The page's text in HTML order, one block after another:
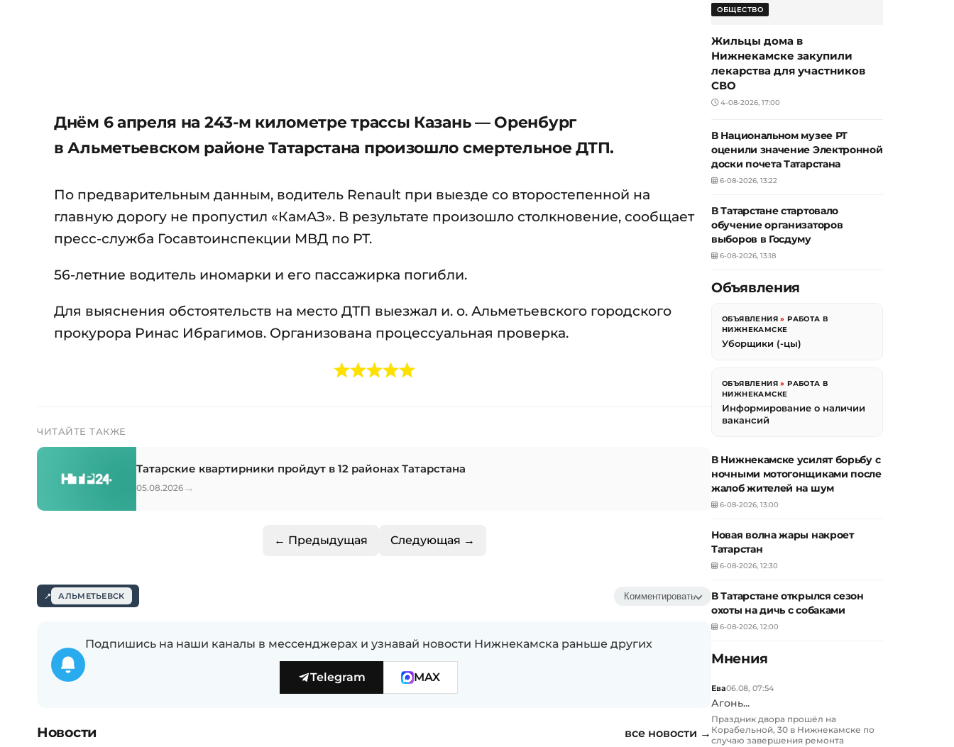
Днём 6 апреля на 243-м километре трассы Казань — Оренбург
в Альметьевском районе Татарстана произошло смертельное ДТП.
По предварительным данным, водитель Renault при выезде со второстепенной на
главную дорогу не пропустил «КамАЗ». В результате произошло столкновение, сообщает
пресс-служба Госавтоинспекции МВД по РТ.
56-летние водитель иномарки и его пассажирка погибли.
Для выяснения обстоятельств на место ДТП выезжал и. о. Альметьевского городского
прокурора Ринас Ибрагимов. Организована процессуальная проверка.
ЧИТАЙТЕ ТАКЖЕ
Татарские квартирники пройдут в 12 районах Татарстана
05.08.2026 →
← Предыдущая Следующая →
АЛЬМЕТЬЕВСК Комментировать
Подпишись на наши каналы в мессенджерах и узнавай новости Нижнекамска раньше других
Telegram MAX
Новости все новости →
ОБЩЕСТВО
Жильцы дома в
Нижнекамске закупили
лекарства для участников
СВО
4-08-2026, 17:00
В Национальном музее РТ
оценили значение Электронной
доски почета Татарстана
6-08-2026, 13:22
В Татарстане стартовало
обучение организаторов
выборов в Госдуму
6-08-2026, 13:18
Объявления
ОБЪЯВЛЕНИЯ »РАБОТА В
НИЖНЕКАМСКЕ
Уборщики (-цы)
ОБЪЯВЛЕНИЯ »РАБОТА В
НИЖНЕКАМСКЕ
Информирование о наличии
вакансий
В Нижнекамске усилят борьбу с
ночными мотогонщиками после
жалоб жителей на шум
6-08-2026, 13:00
Новая волна жары накроет
Татарстан
6-08-2026, 12:30
В Татарстане открылся сезон
охоты на дичь с собаками
6-08-2026, 12:00
Мнения
Ева06.08, 07:54
Агонь...
Праздник двора прошёл на
Корабельной, 30 в Нижнекамске по
случаю завершения ремонта